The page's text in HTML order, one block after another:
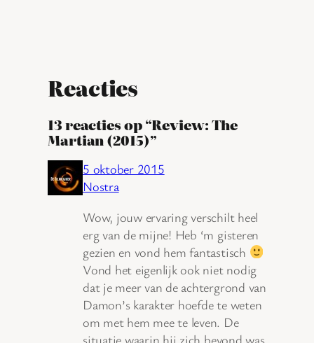
Reacties
13 reacties op “Review: The
Martian (2015)”
5 oktober 2015
Nostra
Wow, jouw ervaring verschilt heel
erg van de mijne! Heb ‘m gisteren
gezien en vond hem fantastisch
Vond het eigenlijk ook niet nodig
dat je meer van de achtergrond van
Damon’s karakter hoefde te weten
om met hem mee te leven. De
situatie waarin hij zich bevond was